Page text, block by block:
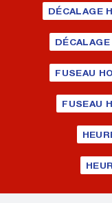
DÉCALAGE
FUSEAU
FUSEAU